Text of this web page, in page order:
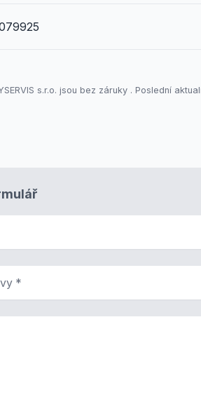
s.r.o. jsou bez záruky . Poslední